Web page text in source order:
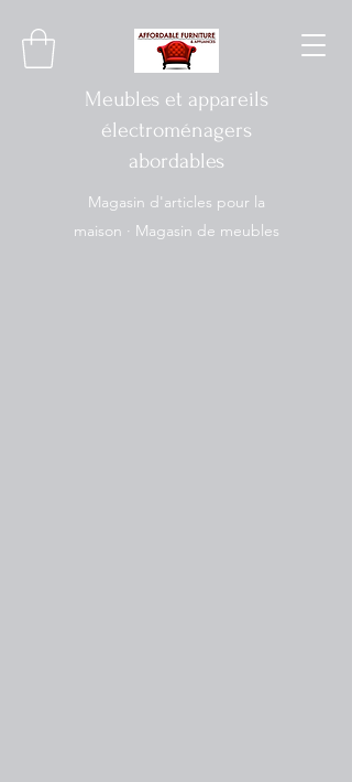
Meubles et appareils
électroménagers
abordables
Magasin d'articles pour la
maison · Magasin de meubles